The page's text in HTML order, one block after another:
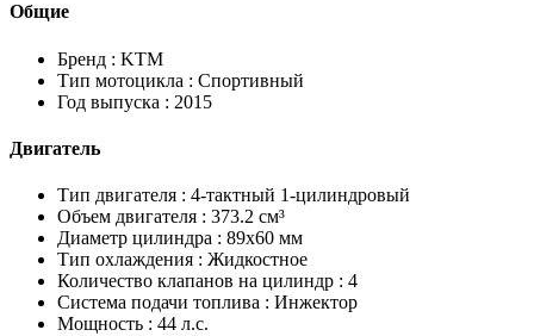
Общие
Бренд : KTM
Тип мотоцикла : Спортивный
Год выпуска : 2015
Двигатель
Тип двигателя : 4-тактный 1-цилиндровый
Объем двигателя : 373.2 см³
Диаметр цилиндра : 89x60 мм
Тип охлаждения : Жидкостное
Количество клапанов на цилиндр : 4
Система подачи топлива : Инжектор
Мощность : 44 л.с.